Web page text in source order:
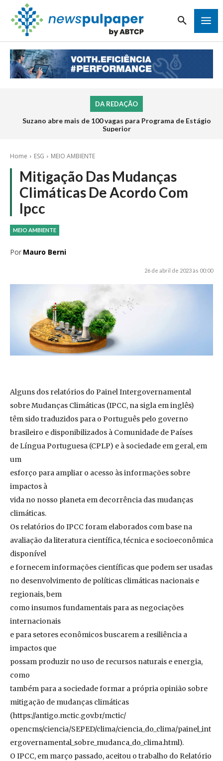
DA REDAÇÃO
Suzano abre mais de 100 vagas para Programa de Estágio
Superior
Home ESG MEIO AMBIENTE
Mitigação Das Mudanças
Climáticas De Acordo Com
Ipcc
MEIO AMBIENTE
Por Mauro Berni
26 de abril de 2023 às 00:00
Alguns dos relatórios do Painel Intergovernamental
sobre Mudanças Climáticas (IPCC, na sigla em inglês)
têm sido traduzidos para o Português pelo governo
brasileiro e disponibilizados à Comunidade de Países
de Língua Portuguesa (CPLP) e à sociedade em geral, em
um
esforço para ampliar o acesso às informações sobre
impactos à
vida no nosso planeta em decorrência das mudanças
climáticas.
Os relatórios do IPCC foram elaborados com base na
avaliação da literatura científica, técnica e socioeconômica
disponível
e fornecem informações científicas que podem ser usadas
no desenvolvimento de políticas climáticas nacionais e
regionais, bem
como insumos fundamentais para as negociações
internacionais
e para setores econômicos buscarem a resiliência a
impactos que
possam produzir no uso de recursos naturais e energia,
como
também para a sociedade formar a própria opinião sobre
mitigação de mudanças climáticas
(https://antigo.mctic.gov.br/mctic/
opencms/ciencia/SEPED/clima/ciencia_do_clima/painel_int
ergovernamental_sobre_mudanca_do_clima.html).
O IPCC, em março passado, aceitou o trabalho do Relatório